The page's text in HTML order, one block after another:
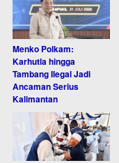
Menko Polkam:
Karhutla hingga
Tambang Ilegal Jadi
Ancaman Serius
Kalimantan